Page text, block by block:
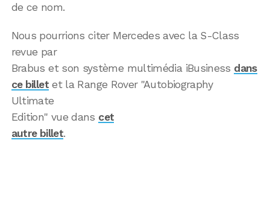
de ce nom.
Nous pourrions citer Mercedes avec la S-Class
revue par
Brabus et son système multimédia iBusiness dans
ce billetet la Range Rover "Autobiography
Ultimate
Edition" vue dans cet
autre billet.